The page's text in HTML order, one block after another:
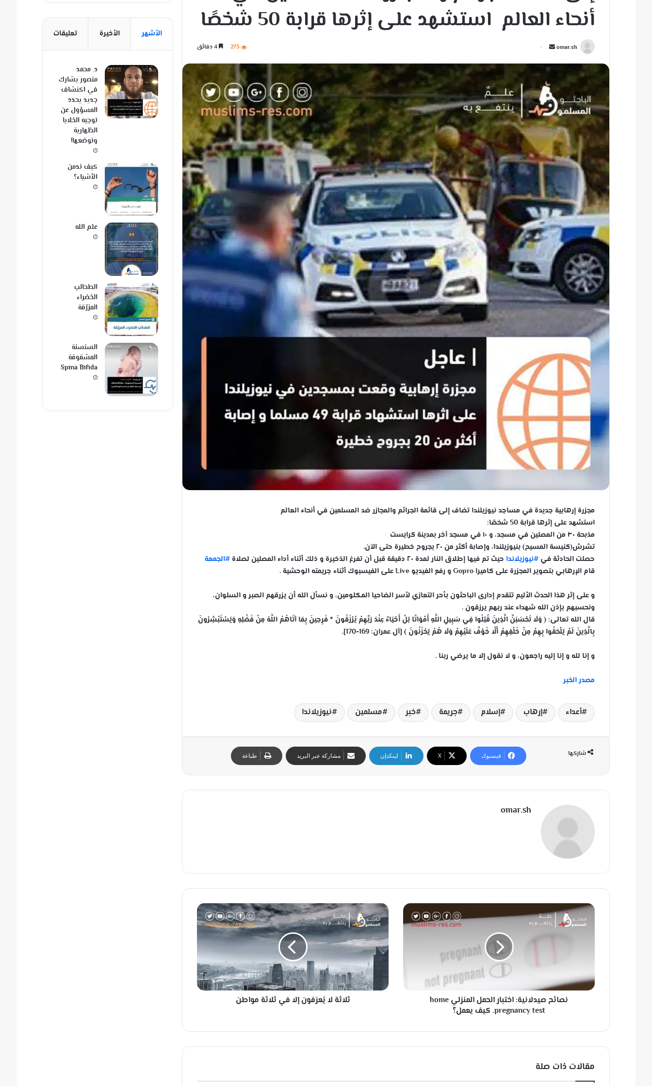
أنحاء العالم استشهد على إثرها قرابة 50 شخصًا
omar.sh
أ
س
ل
ب
ر
ي
د
ا
إ
ل
ك
ت
ر
و
ن
ي
273 4 دقائق
مجزرة إرهابية جديدة في مساجد نيوزيلندا تضاف إلى قائمة الجرائم والمجازر ضد المسلمين في أنحاء العالم
استشهد على إثرها قرابة 50 شخصًا:
مذبحة ٣٠ من المصلين في مسجد، و ١٠ في مسجد آخر بمدينة كرايست
تشرش(كنيسة المسيح) بنيوزيلندا، وإصابة أكثر من ٢٠ بجروح خطيرة حتى الآن.
حصلت الحادثة في #نيوزيلاندا حيث تم فيها إطلاق النار لمدة ٢٠ دقيقة قبل أن تفرغ الذخيرة و ذلك أثناء أداء المصلين لصلاة #الجمعة
قام الإرهابي بتصوير المجزرة على كاميرا Gopro و رفع الفيديو Live على الفيسبوك أثناء جريمته الوحشية .
و على إثر هذا الحدث الأليم تتقدم إدارى الباحثون بأحر التعازي لأسر الضاحيا المكلومين، و نسأل الله أن يزرقهم الصبر و السلوان،
ونحسبهم بإذن الله شهداء عند ربهم يرزقون .
قال الله تعالى: ﴿ وَلَا تَحْسَبَنَّ الَّذِينَ قُتِلُوا فِي سَبِيلِ اللَّهِ أَمْوَاتًا بَلْ أَحْيَاءٌ عِنْدَ رَبِّهِمْ يُرْزَقُونَ * فَرِحِينَ بِمَا آتَاهُمُ اللَّهُ مِنْ فَضْلِهِ وَيَسْتَبْشِرُونَ
بِالَّذِينَ لَمْ يَلْحَقُوا بِهِمْ مِنْ خَلْفِهِمْ أَلَّا خَوْفٌ عَلَيْهِمْ وَلَا هُمْ يَحْزَنُونَ ﴾ [آل عمران: 169-170].
و إنا لله و إنا إليه راجعون، و لا نقول إلا ما يرضي ربنا .
مصدر الخبر
أعداء إرهاب إسلام جريمة خبر مسلمين نيوزيلاندا
شاركها فيسبوك ‫X لينكدإن مشاركة عبر البريد طباعة
omar.sh
ن
د
ل
ة
ت
ب
نصائح صيدلانية: اختبار الحمل المنزلي home
pregnancy test. كيف يعمل؟
ث
ل
ث
ة
يُ
ع
ن
ي
ثلاثة لا يُعرَفون إلا في ثلاثة مواطن
مقالات ذات صلة
الأشهر الأخيرة تعليقات
د. محمد
منصور يشارك
في اكتشاف
جديد يحدد
المسؤول عن
توجيه الخلايا
الظهارية
وتوضعها!
كيف ندمن
الأشياء؟
علم الله
الطحالب
الخضراء
المزرّقة
السنسنة
المشقوقة
Spina Bifida